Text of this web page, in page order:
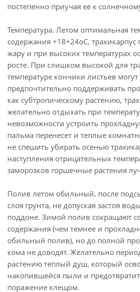
постепенно приучая ее к
Температура. Летом оптимальная
содержания +18+24оС, трахикарпус
жару и при высоких температурах
росте. При слишком высокой для
температуре кончики листьев
предпочтительно поддерживать
как субтропическому растению,
желательно отдыхать при
невозможности устроить
пальма перенесет и теплые
не спешить убирать осенью
наступления отрицательных
заморозков горшечные растения
Полив летом обильный, после
слоя грунта, не допуская застоя
поддоне. Зимой полив сокращают
содержания (чем темнее и
обильный полив), но до полной
кома не доводят. Желательно
растению теплый душ, который
накопившейся пыли и
поражение клещом.